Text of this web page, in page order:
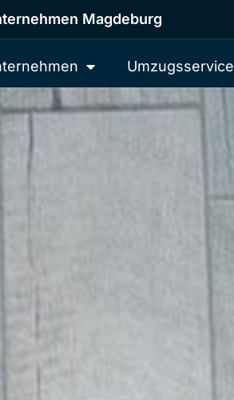
Magdeburg
Umzugsservice